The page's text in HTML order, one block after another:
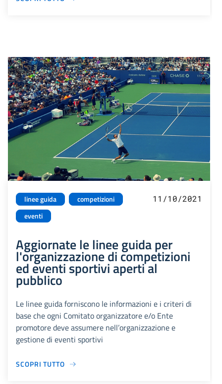
linee guida
competizioni
eventi
11/10/2021
Aggiornate le linee guida per
l'organizzazione di competizioni
ed eventi sportivi aperti al
pubblico
Le linee guida forniscono le informazioni e i criteri di
base che ogni Comitato organizzatore e/o Ente
promotore deve assumere nell’organizzazione e
gestione di eventi sportivi
SCOPRI TUTTO